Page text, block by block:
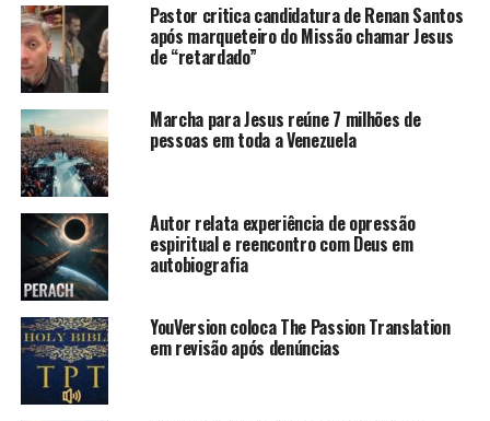
Pastor critica candidatura de Renan Santos
após marqueteiro do Missão chamar Jesus
de “retardado”
Marcha para Jesus reúne 7 milhões de
pessoas em toda a Venezuela
Autor relata experiência de opressão
espiritual e reencontro com Deus em
autobiografia
YouVersion coloca The Passion Translation
em revisão após denúncias